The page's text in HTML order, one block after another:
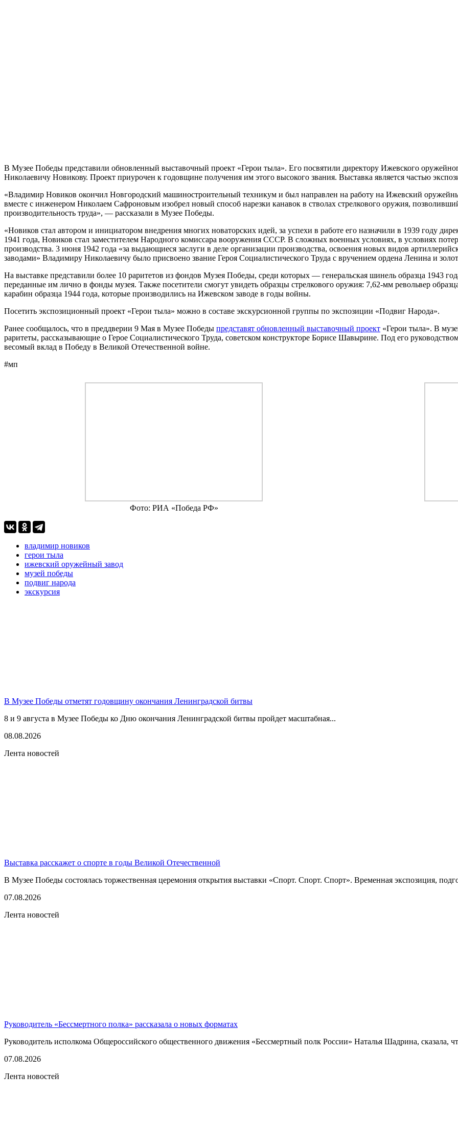
В Музее Победы представили обновленный выставочный проект «Герои тыла». Его посвятили директору Ижевского
Николаевичу Новикову. Проект приурочен к годовщине получения им этого высокого звания. Выставка является частью
«Владимир Новиков окончил Новгородский машиностроительный техникум и был направлен на работу на Ижевский
вместе с инженером Николаем Сафроновым изобрел новый способ нарезки канавок в стволах стрелкового оружия,
производительность труда», — рассказали в Музее Победы.
«Новиков стал автором и инициатором внедрения многих новаторских идей, за успехи в работе его назначили в 1939 году
1941 года, Новиков стал заместителем Народного комиссара вооружения СССР. В сложных военных условиях, в условиях
производства. 3 июня 1942 года «за выдающиеся заслуги в деле организации производства, освоения новых видов
заводами» Владимиру Николаевичу было присвоено звание Героя Социалистического Труда с вручением ордена Ленина и
На выставке представили более 10 раритетов из фондов Музея Победы, среди которых — генеральская шинель образца 1943
переданные им лично в фонды музея. Также посетители смогут увидеть образцы стрелкового оружия: 7,62-мм револьвер
карабин образца 1944 года, которые производились на Ижевском заводе в годы войны.
Посетить экспозиционный проект «Герои тыла» можно в составе экскурсионной группы по экспозиции «Подвиг Народа».
Ранее сообщалось, что в преддверии 9 Мая в Музее Победы представят обновленный выставочный проект «Герои тыла». В
раритеты, рассказывающие о Герое Социалистического Труда, советском конструкторе Борисе Шавырине. Под его
весомый вклад в Победу в Великой Отечественной войне.
#мп
Фото: РИА «Победа РФ»
владимир новиков
герои тыла
ижевский оружейный завод
музей победы
подвиг народа
экскурсия
В Музее Победы отметят годовщину окончания Ленинградской битвы
8 и 9 августа в Музее Победы ко Дню окончания Ленинградской битвы пройдет масштабная...
08.08.2026
Лента новостей
Выставка расскажет о спорте в годы Великой Отечественной
В Музее Победы состоялась торжественная церемония открытия выставки «Спорт. Спорт. Спорт». Временная экспозиция,
07.08.2026
Лента новостей
Руководитель «Бессмертного полка» рассказала о новых форматах
Руководитель исполкома Общероссийского общественного движения «Бессмертный полк России» Наталья Шадрина, сказала,
07.08.2026
Лента новостей